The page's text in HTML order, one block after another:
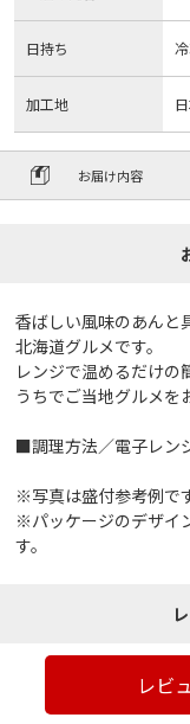
日持ち
加工地
お届け内容
香ばしい風味のあんと
北海道グルメです。
レンジで温めるだけ
うちでご当地グルメを
■調理方法／電子レン
※写真は盛付参考例です
※パッケージのデザイ
す。
レビ